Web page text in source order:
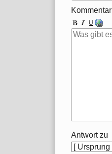
Kommentar
Antwort zu